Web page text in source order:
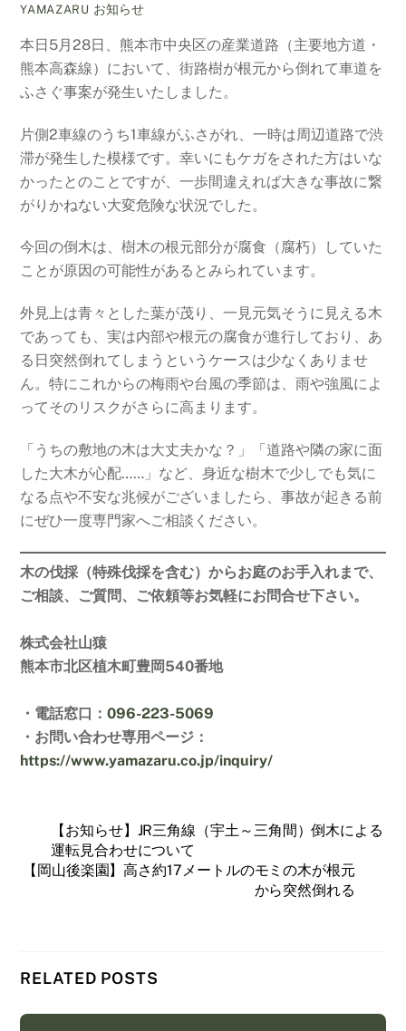
YAMAZARU お知らせ
本日5月28日、熊本市中央区の産業道路（主要地方道・
熊本高森線）において、街路樹が根元から倒れて車道を
ふさぐ事案が発生いたしました。
片側2車線のうち1車線がふさがれ、一時は周辺道路で渋
滞が発生した模様です。幸いにもケガをされた方はいな
かったとのことですが、一歩間違えれば大きな事故に繋
がりかねない大変危険な状況でした。
今回の倒木は、樹木の根元部分が腐食（腐朽）していた
ことが原因の可能性があるとみられています。
外見上は青々とした葉が茂り、一見元気そうに見える木
であっても、実は内部や根元の腐食が進行しており、あ
る日突然倒れてしまうというケースは少なくありませ
ん。特にこれからの梅雨や台風の季節は、雨や強風によ
ってそのリスクがさらに高まります。
「うちの敷地の木は大丈夫かな？」「道路や隣の家に面
した大木が心配……」など、身近な樹木で少しでも気に
なる点や不安な兆候がございましたら、事故が起きる前
にぜひ一度専門家へご相談ください。
木の伐採（特殊伐採を含む）からお庭のお手入れまで、
ご相談、ご質問、ご依頼等お気軽にお問合せ下さい。
株式会社山猿
熊本市北区植木町豊岡540番地
・電話窓口：096-223-5069
・お問い合わせ専用ページ：
https://www.yamazaru.co.jp/inquiry/
【お知らせ】JR三角線（宇土～三角間）倒木による
運転見合わせについて
【岡山後楽園】高さ約17メートルのモミの木が根元
から突然倒れる
RELATED POSTS